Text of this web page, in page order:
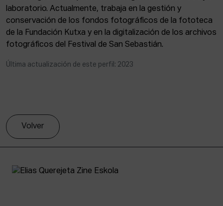
Admisión
Intranet
EUS
ESP ENG
laboratorio. Actualmente, trabaja en la gestión y
conservación de los fondos fotográficos de la fototeca
de la Fundación Kutxa y en la digitalización de los archivos
fotográficos del Festival de San Sebastián.
Última actualización de este perfil: 2023
Volver